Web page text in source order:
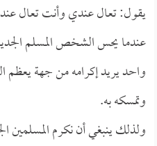
يقول: تعال عندي وأنت تعال
عندما يحس الشخص المسلم
واحد يريد إكرامه من جهة يعظم
وتمسكه به.
ولذلك ينبغي أن نكرم المسلمين